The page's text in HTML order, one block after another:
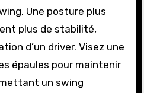
Une posture plus
plus de stabilité,
d’un driver. Visez une
épaules pour maintenir
un swing